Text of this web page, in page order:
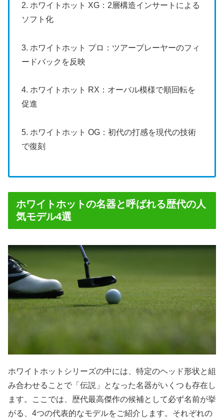
2. ホワイトホット XG：2層構造インサートによる
ソフト化
3. ホワイトホット プロ：ツアープレーヤーのフィ
ードバックを反映
4. ホワイトホット RX：オーバル模様で順回転を
促進
5. ホワイトホット OG：初代の打感を現代の技術
で復刻
ホワイトホットの名器と呼ばれる歴代の人
気モデル4選
ホワイトホットシリーズの中には、特定のヘッド形状と組
み合わせることで「伝説」となった名器がいくつも存在し
ます。ここでは、歴代最高傑作の候補として必ず名前が挙
がる、4つの代表的なモデルをご紹介します。それぞれの